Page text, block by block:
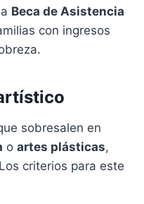
Beca de Asistencia
con ingresos
sobresalen en
o artes plásticas,
criterios para este